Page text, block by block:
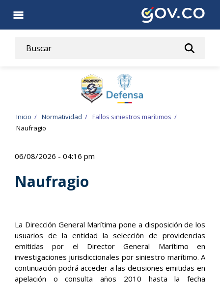
contenido
Ruta
navegación
Inicio Normatividad
Fallos siniestros marítimos
Naufragio
06/08/2026 - 04:16 pm
Naufragio
La Dirección General Marítima pone a disposición de los
usuarios de la entidad la selección de providencias
emitidas por el Director General Marítimo en
investigaciones jurisdiccionales por siniestro marítimo. A
continuación podrá acceder a las decisiones emitidas en
apelación o consulta años 2010 hasta la fecha